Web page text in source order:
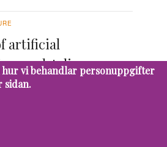
artificial
people's lives
(AI) is evolving in a
way, marking a
This formidable
vi behandlar personuppgifter
sidan.